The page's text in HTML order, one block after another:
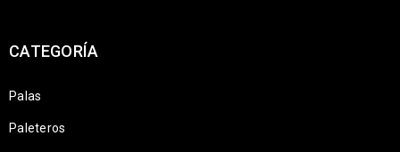
CATEGORÍA
Palas
Paleteros